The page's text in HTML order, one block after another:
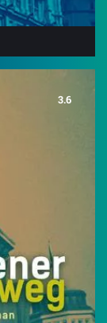
3.6